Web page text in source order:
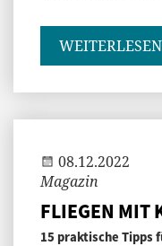
WEITERLESEN
08.12.2022
Magazin
FLIEGEN MIT
15 praktische Tipps